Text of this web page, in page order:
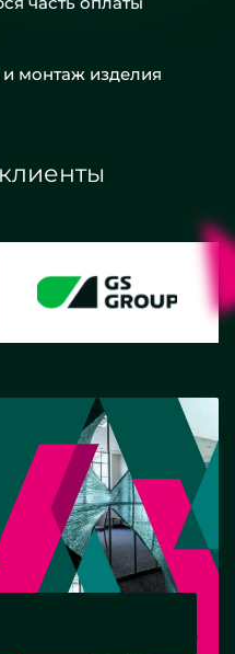
монтаж изделия